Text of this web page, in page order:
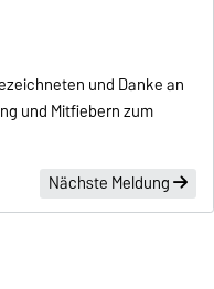
und Danke an
und Mitfiebern zum
Nächste Meldung